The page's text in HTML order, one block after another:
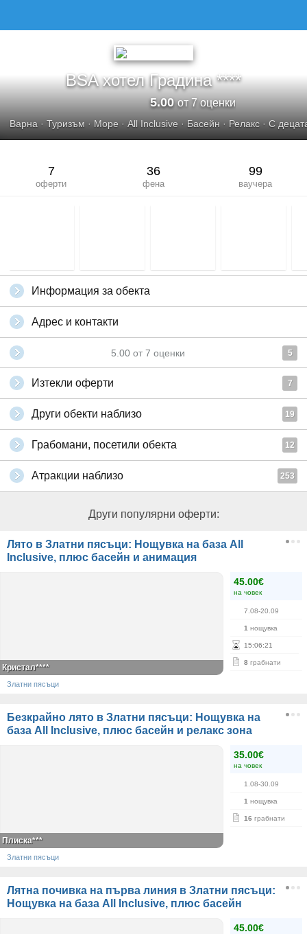
BSA хотел Градина ****
5.00от 7 оценки
Варна · Туризъм · Море ·All Inclusive · Басейн · Релакс · С
7
оферти
36
фена
99
ваучера
Информация за обекта
Адрес и контакти
5.00 от 7 оценки 5
Изтекли оферти 7
Други обекти наблизо 19
Грабомани, посетили обекта 12
Атракции наблизо 253
Други популярни оферти:
Лято в Златни пясъци: Нощувка на база All
Inclusive, плюс басейн и анимация
45.00€
на човек
7.08-20.09
1 нощувка
15:06:21
8 грабнати
Кристал****
Златни пясъци
Безкрайно лято в Златни пясъци: Нощувка на
база All Inclusive, плюс басейн и релакс зона
35.00€
на човек
1.08-30.09
1 нощувка
16 грабнати
Плиска***
Златни пясъци
Лятна почивка на първа линия в Златни пясъци:
Нощувка на база All Inclusive, плюс басейн
45.00€